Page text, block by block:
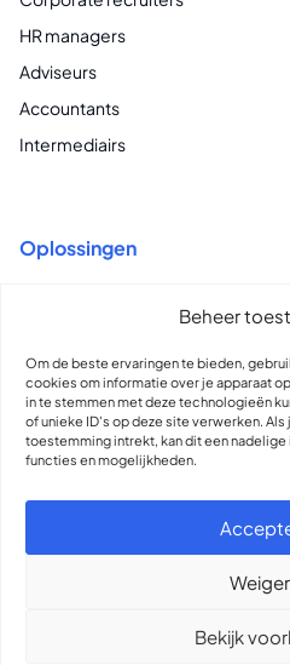
Beheer
Om de beste ervaringen te bieden,
cookies om informatie over je apparaat
in te stemmen met deze technologieën
of unieke ID's op deze site verwerken.
toestemming intrekt, kan dit een
functies en mogelijkheden.
Bekijk
HR managers
Adviseurs
Accountants
Intermediairs
Oplossingen
Recruitment voor Vast & Flex
Total Talent Intelligence & Insights